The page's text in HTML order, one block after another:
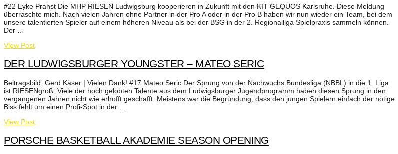
#22 Eyke Prahst Die MHP RIESEN Ludwigsburg kooperieren in Zukunft mit den KIT GEQUOS Karlsruhe. Diese Meldung
überraschte mich. Nach vielen Jahren ohne Partner in der Pro A oder in der Pro B haben wir nun wieder ein Team, bei dem
unsere talentierten Spieler auf einem höheren Niveau als bei der BSG in der 2. Regionalliga Spielpraxis sammeln können.
Der …
View Post
DER LUDWIGSBURGER YOUNGSTER – MATEO SERIC
Beitragsbild: Gerd Käser | Vielen Dank! #17 Mateo Seric Der Sprung von der Nachwuchs Bundesliga (NBBL) in die 1. Liga
ist RIESENgroß. Viele der hoch gelobten Talente aus dem Ludwigsburger Jugendprogramm haben diesen Sprung in den
vergangenen Jahren nicht wie erhofft geschafft. Meistens war die Begründung, dass den jungen Spielern einfach der nötige
Biss fehlt um einen Profi-Spot in der …
View Post
PORSCHE​ BASKETBALL AKADEMIE​ SEASON OPENING